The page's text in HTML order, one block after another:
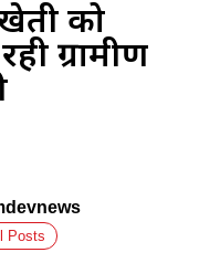
खेती को
ग्रामीण
Posts